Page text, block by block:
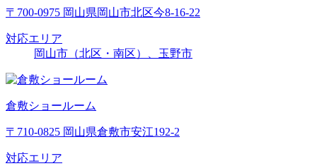
〒700-0975 岡山県岡山市北区今8-16-22
対応エリア
岡山市（北区・南区）、玉野市
倉敷ショールーム
〒710-0825 岡山県倉敷市安江192-2
対応エリア